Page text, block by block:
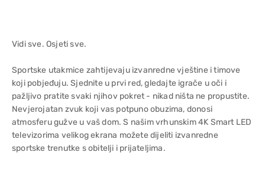
Vidi sve. Osjeti sve.
Sportske utakmice zahtijevaju izvanredne vještine i timove
koji pobjeđuju. Sjednite u prvi red, gledajte igrače u oči i
pažljivo pratite svaki njihov pokret - nikad ništa ne propustite.
Nevjerojatan zvuk koji vas potpuno obuzima, donosi
atmosferu gužve u vaš dom. S našim vrhunskim 4K Smart LED
televizorima velikog ekrana možete dijeliti izvanredne
sportske trenutke s obitelji i prijateljima.